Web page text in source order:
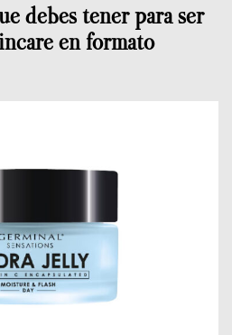
debes tener para ser
en formato